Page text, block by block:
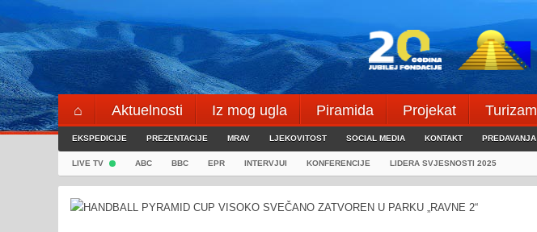
Skip
to
content
⌂ Aktuelnosti Iz mog ugla Piramida Projekat Turizam
Blogeri
⌖
EKSPEDICIJE PREZENTACIJE MRAV LJEKOVITOST SOCIAL MEDIA KONTAKT PREDAVANJA
LIVE TV ABC BBC EPR INTERVJUI KONFERENCIJE LIDERA SVJESNOSTI 2025